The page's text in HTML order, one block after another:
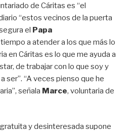
de Cáritas es “el
“estos vecinos de la puerta
el Papa
a atender a los que más lo
en Cáritas es lo que me ayuda a
de trabajar con lo que soy y
ser”. “A veces pienso que he
señala Marce, voluntaria de
y desinteresada supone